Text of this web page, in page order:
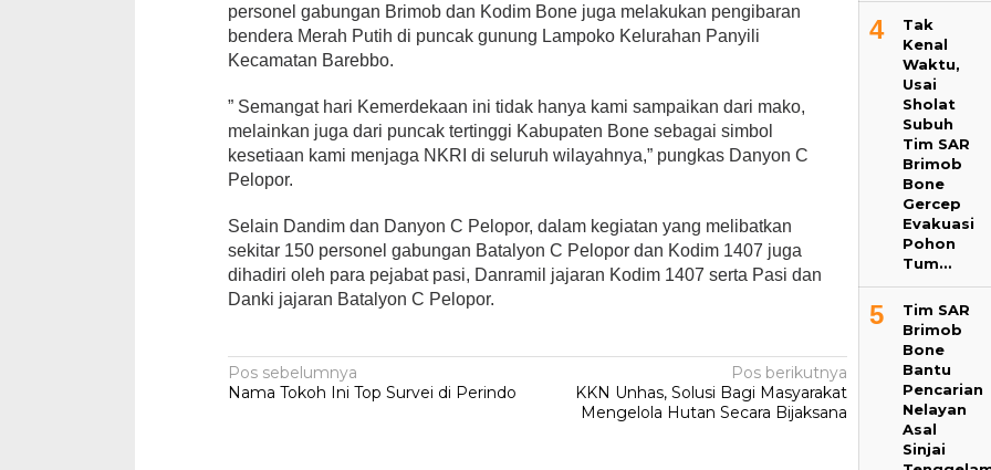
personel gabungan Brimob dan Kodim Bone juga melakukan pengibaran
bendera Merah Putih di puncak gunung Lampoko Kelurahan Panyili
Kecamatan Barebbo.
” Semangat hari Kemerdekaan ini tidak hanya kami sampaikan dari mako,
melainkan juga dari puncak tertinggi Kabupaten Bone sebagai simbol
kesetiaan kami menjaga NKRI di seluruh wilayahnya,” pungkas Danyon C
Pelopor.
Selain Dandim dan Danyon C Pelopor, dalam kegiatan yang melibatkan
sekitar 150 personel gabungan Batalyon C Pelopor dan Kodim 1407 juga
dihadiri oleh para pejabat pasi, Danramil jajaran Kodim 1407 serta Pasi dan
Danki jajaran Batalyon C Pelopor.
Navigasi
pos
Pos sebelumnya
Nama Tokoh Ini Top Survei di Perindo
Pos berikutnya
KKN Unhas, Solusi Bagi Masyarakat
Mengelola Hutan Secara Bijaksana
4
Tak
Kenal
Waktu,
Usai
Sholat
Subuh
Tim SAR
Brimob
Bone
Gercep
Evakuasi
Pohon
Tum…
5
Tim SAR
Brimob
Bone
Bantu
Pencarian
Nelayan
Asal
Sinjai